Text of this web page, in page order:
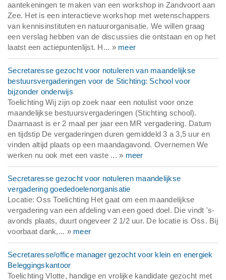
aantekeningen te maken van een workshop in Zandvoort aan
Zee. Het is een interactieve workshop met wetenschappers
van kennisinstituten en natuurorganisatie. We willen graag
een verslag hebben van de discussies die ontstaan en op het
laatst een actiepuntenlijst. H... » meer
Secretaresse gezocht voor notuleren van maandelijkse
bestuursvergaderingen voor de Stichting: School voor
bijzonder onderwijs
Toelichting Wij zijn op zoek naar een notulist voor onze
maandelijkse bestuursvergaderingen (Stichting school).
Daarnaast is er 2 maal per jaar een MR vergadering. Datum
en tijdstip De vergaderingen duren gemiddeld 3 a 3,5 uur en
vinden altijd plaats op een maandagavond. Overnemen We
werken nu ook met een vaste ... » meer
Secretaresse gezocht voor notuleren maandelijkse
vergadering goededoelenorganisatie
Locatie: Oss Toelichting Het gaat om een maandelijkse
vergadering van een afdeling van een goed doel. Die vindt 's-
avonds plaats, duurt ongeveer 2 1/2 uur. De locatie is Oss. Bij
voorbaat dank,... » meer
Secretaresse/office manager gezocht voor klein en energiek
Beleggingskantoor
Toelichting Vlotte, handige en vrolijke kandidate gezocht met